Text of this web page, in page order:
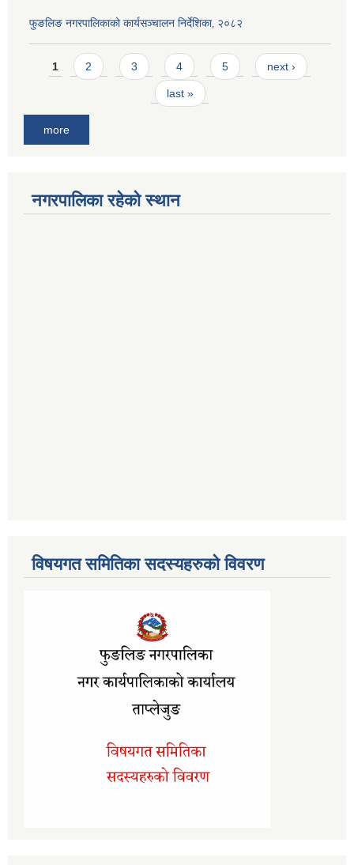
फुङलिङ नगरपालिकाको कार्यसञ्चालन निर्देशिका‚ २०८२
Pages
1 2 3 4 5 next ›
last »
more
नगरपालिका रहेको स्थान
विषयगत समितिका सदस्यहरुको विवरण